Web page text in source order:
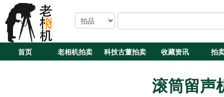
首页 老相机拍卖 科技古董拍卖 收藏资讯 拍
滚筒留声